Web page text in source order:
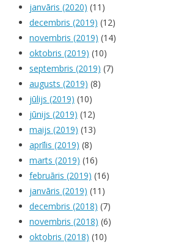
janvāris (2020) (11)
decembris (2019) (12)
novembris (2019) (14)
oktobris (2019) (10)
septembris (2019) (7)
augusts (2019) (8)
jūlijs (2019) (10)
jūnijs (2019) (12)
maijs (2019) (13)
aprīlis (2019) (8)
marts (2019) (16)
februāris (2019) (16)
janvāris (2019) (11)
decembris (2018) (7)
novembris (2018) (6)
oktobris (2018) (10)